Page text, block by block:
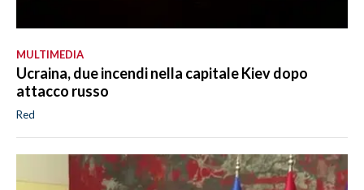
MULTIMEDIA
Ucraina, due incendi nella capitale Kiev dopo
attacco russo
Red